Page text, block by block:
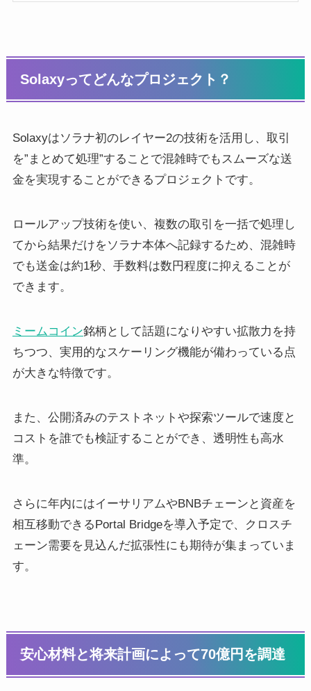
Solaxyってどんなプロジェクト？
Solaxyはソラナ初のレイヤー2の技術を活用し、取引
を”まとめて処理”することで混雑時でもスムーズな送
金を実現することができるプロジェクトです。
ロールアップ技術を使い、複数の取引を一括で処理し
てから結果だけをソラナ本体へ記録するため、混雑時
でも送金は約1秒、手数料は数円程度に抑えることが
できます。
ミームコイン銘柄として話題になりやすい拡散力を持
ちつつ、実用的なスケーリング機能が備わっている点
が大きな特徴です。
また、公開済みのテストネットや探索ツールで速度と
コストを誰でも検証することができ、透明性も高水
準。
さらに年内にはイーサリアムやBNBチェーンと資産を
相互移動できるPortal Bridgeを導入予定で、クロスチ
ェーン需要を見込んだ拡張性にも期待が集まっていま
す。
安心材料と将来計画によって70億円を調達